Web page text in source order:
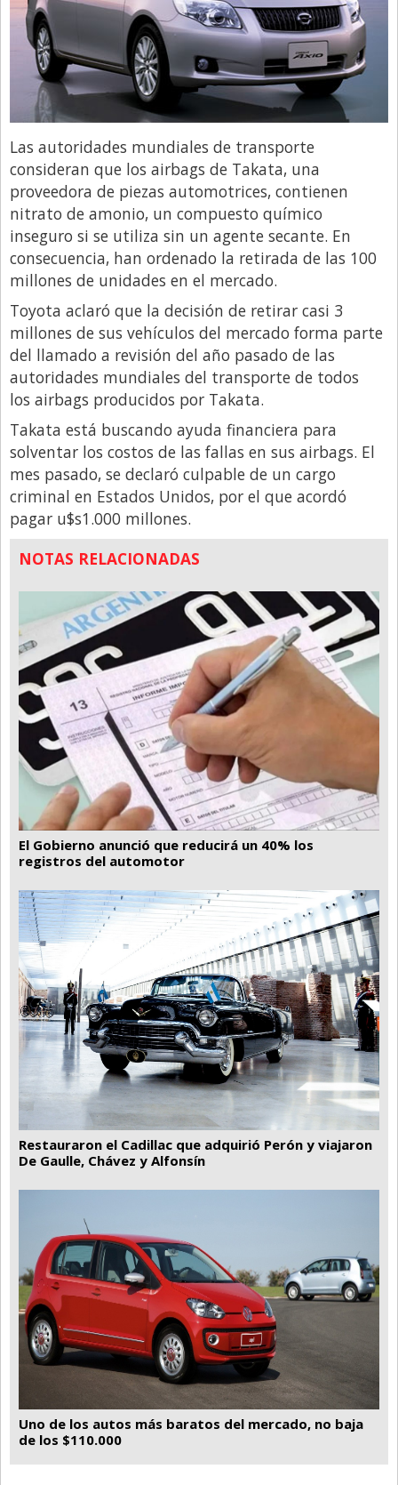
Tendencias
Viajes
Las autoridades mundiales de transporte
consideran que los airbags de Takata, una
proveedora de piezas automotrices, contienen
nitrato de amonio, un compuesto químico
inseguro si se utiliza sin un agente secante. En
consecuencia, han ordenado la retirada de las 100
millones de unidades en el mercado.
Toyota aclaró que la decisión de retirar casi 3
millones de sus vehículos del mercado forma parte
del llamado a revisión del año pasado de las
autoridades mundiales del transporte de todos
los airbags producidos por Takata.
Takata está buscando ayuda financiera para
solventar los costos de las fallas en sus airbags. El
mes pasado, se declaró culpable de un cargo
criminal en Estados Unidos, por el que acordó
pagar u$s1.000 millones.
NOTAS RELACIONADAS
El Gobierno anunció que reducirá un 40% los
registros del automotor
Restauraron el Cadillac que adquirió Perón y viajaron
De Gaulle, Chávez y Alfonsín
Uno de los autos más baratos del mercado, no baja
de los $110.000